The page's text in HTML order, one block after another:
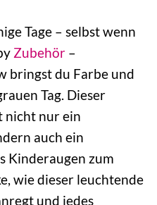
Tage – selbst wenn
Zubehör –
bringst du Farbe und
Tag. Dieser
nicht nur ein
auch ein
Kinderaugen zum
wie dieser leuchtende
und jedes